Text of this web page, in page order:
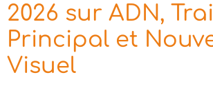
2026 sur ADN,
Principal et
Visuel